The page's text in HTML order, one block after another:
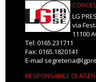
LG
via
11100
Tel: 0165.231711
Fax: 0165.1820141
E-mail
RESPONSABILE DI